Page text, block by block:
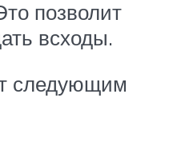
позволит
всходы.
следующим